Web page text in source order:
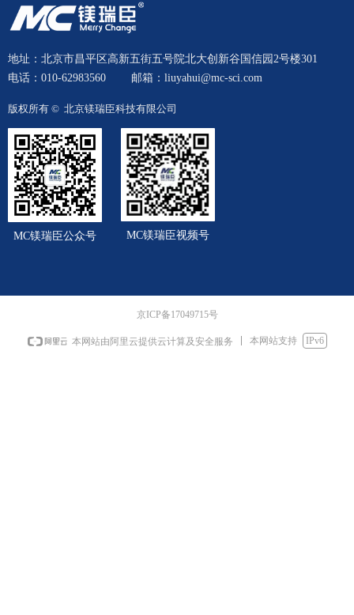
版权所有 © 北京镁瑞臣科技有限公司
地址：北京市昌平区高新五街五号院北大创新谷国信园2号楼301
电话：010-62983560 邮箱：liuyahui@mc-sci.com
MC镁瑞臣公众号 MC镁瑞臣视频号
京ICP备17049715号
本网站由阿里云提供云计算及安全服务 本网站支持 IPv6